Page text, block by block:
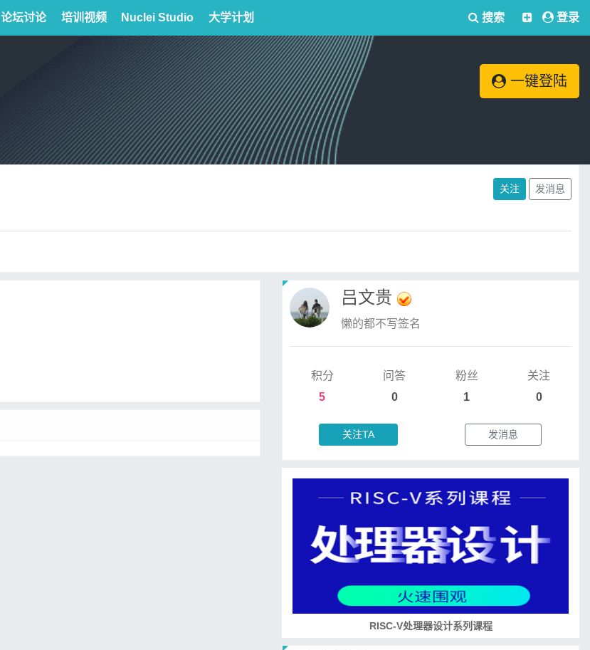
论坛讨论 培训视频 Nuclei Studio 大学计划 搜索 登录
一键登陆
关注 发消息
吕文贵
懒的都不写签名
积分
5
问答
0
粉丝
1
关注
0
关注TA 发消息
RISC-V处理器设计系列课程